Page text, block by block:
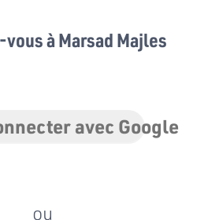
à Marsad Majles
avec Google
ou